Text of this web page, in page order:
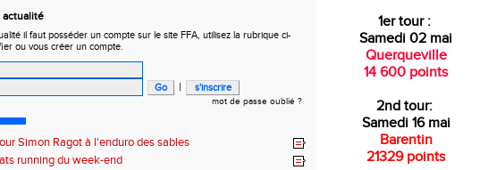
actualité
il faut posséder un compte sur le site FFA, utilisez la rubrique ci-
ou vous créer un compte.
|
mot de passe oublié ?
Simon Ragot à l'enduro des sables
running du week-end
1er tour :
Samedi 02 mai
Querqueville
14 600 points
2nd tour:
Samedi 16 mai
Barentin
21329 points